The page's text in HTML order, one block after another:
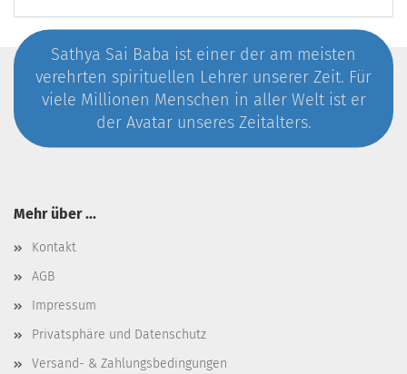
Sathya Sai Baba ist einer der am meisten
verehrten spirituellen Lehrer unserer Zeit. Für
viele Millionen Menschen in aller Welt ist er
der Avatar unseres Zeitalters.
Mehr über ...
Kontakt
AGB
Impressum
Privatsphäre und Datenschutz
Versand- & Zahlungsbedingungen